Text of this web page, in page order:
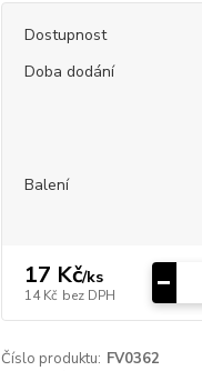
Dostupnost
Doba dodání
Balení
17 Kč/ks
14 Kč bez DPH
Číslo produktu: FV0362